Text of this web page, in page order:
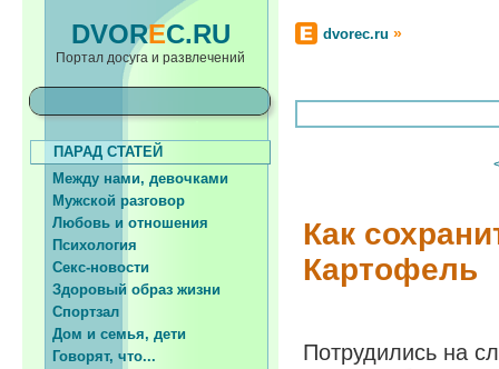
DVOREC.RU
Портал досуга и развлечений
dvorec.ru »
ПАРАД СТАТЕЙ
Между нами, девочками
Мужской разговор
Любовь и отношения
Психология
Секс-новости
Здоровый образ жизни
Спортзал
Дом и семья, дети
Говорят, что...
Как
Картофель
Потрудились на